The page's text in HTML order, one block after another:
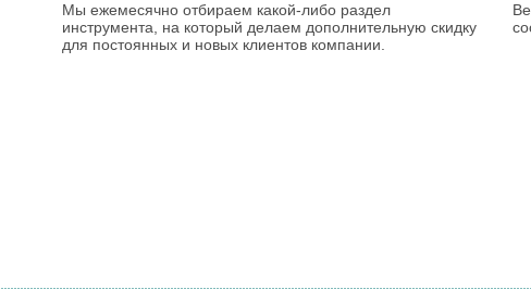
Мы ежемесячно отбираем какой-либо раздел
инструмента, на который делаем дополнительную скидку
для постоянных и новых клиентов компании.